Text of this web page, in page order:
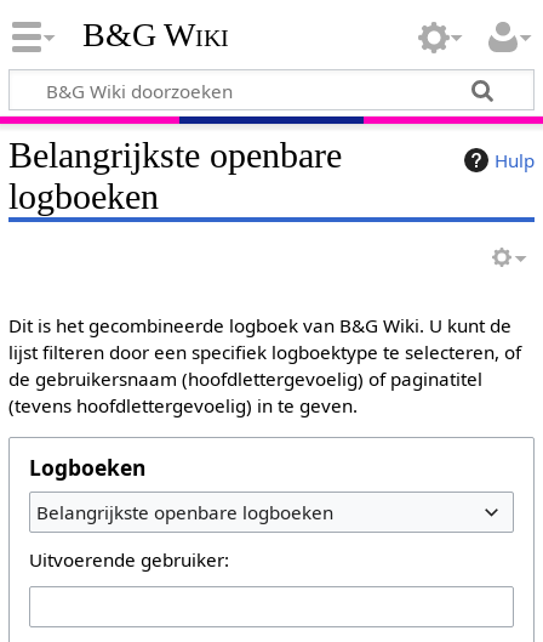
B&G Wiki
Hulp
Belangrijkste openbare
logboeken
Dit is het gecombineerde logboek van B&G Wiki. U kunt de
lijst filteren door een specifiek logboektype te selecteren, of
de gebruikersnaam (hoofdlettergevoelig) of paginatitel
(tevens hoofdlettergevoelig) in te geven.
Logboeken
Belangrijkste openbare logboeken
Uitvoerende gebruiker: